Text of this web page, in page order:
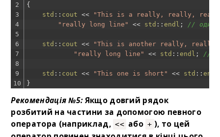
2
3
4
5
6
7
8
9
10
{
std :: cout <<
"This is a really, really,
"really long line"
<< std ::endl ; // один
std :: cout <<
"This is another really,
"really long line"
<< std ::endl ; //
std :: cout << "This one is short" << std ::endl
}
Рекомендація №5:Якщо довгий рядок
розбитий на частини за допомогою певного
оператора (наприклад, << або + ), то цей